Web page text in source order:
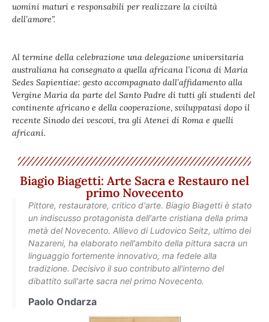
uomini maturi e responsabili per realizzare la civiltà
dell’amore”.
Al termine della celebrazione una delegazione universitaria
australiana ha consegnato a quella africana l’icona di Maria
Sedes Sapientiae: gesto accompagnato dall’affidamento alla
Vergine Maria da parte del Santo Padre di tutti gli studenti del
continente africano e della cooperazione, sviluppatasi dopo il
recente Sinodo dei vescovi, tra gli Atenei di Roma e quelli
africani.
Biagio Biagetti: Arte Sacra e Restauro nel
primo Novecento
Pittore, restauratore, critico d'arte. Biagio Biagetti è stato
un indiscusso protagonista dell'arte cristiana della prima
metà del Novecento. Allievo di Ludovico Seitz, ultimo dei
Nazareni, ha elaborato nell'ambito della pittura sacra un
linguaggio fortemente innovativo, ma fedele alla
tradizione. Decisivo il suo contributo all'interno del
dibattito sull'arte sacra nel primo Novecento.
Paolo Ondarza